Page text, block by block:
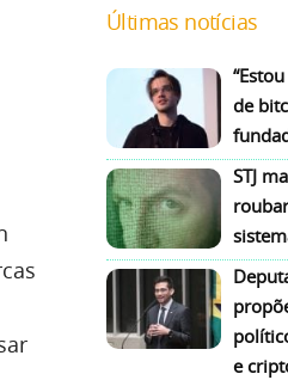
Últimas notícias
de
STJ
e